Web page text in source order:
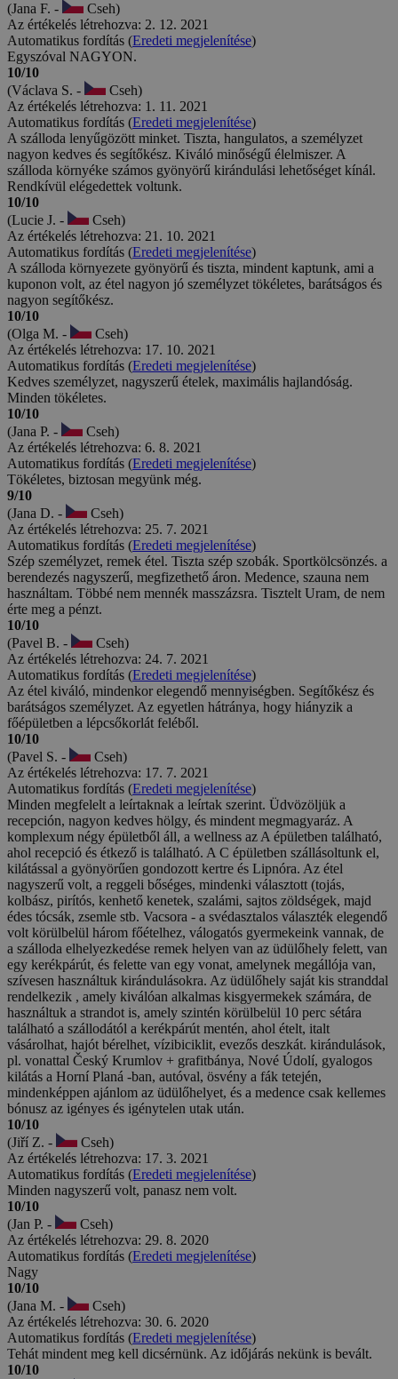
(Jana F. -
Cseh)
Az értékelés létrehozva: 2. 12. 2021
Automatikus fordítás (Eredeti megjelenítése)
Egyszóval NAGYON.
10/10
(Václava S. -
Cseh)
Az értékelés létrehozva: 1. 11. 2021
Automatikus fordítás (Eredeti megjelenítése)
A szálloda lenyűgözött minket. Tiszta, hangulatos, a személyzet
nagyon kedves és segítőkész. Kiváló minőségű élelmiszer. A
szálloda környéke számos gyönyörű kirándulási lehetőséget kínál.
Rendkívül elégedettek voltunk.
10/10
(Lucie J. -
Cseh)
Az értékelés létrehozva: 21. 10. 2021
Automatikus fordítás (Eredeti megjelenítése)
A szálloda környezete gyönyörű és tiszta, mindent kaptunk, ami a
kuponon volt, az étel nagyon jó személyzet tökéletes, barátságos és
nagyon segítőkész.
10/10
(Olga M. -
Cseh)
Az értékelés létrehozva: 17. 10. 2021
Automatikus fordítás (Eredeti megjelenítése)
Kedves személyzet, nagyszerű ételek, maximális hajlandóság.
Minden tökéletes.
10/10
(Jana P. -
Cseh)
Az értékelés létrehozva: 6. 8. 2021
Automatikus fordítás (Eredeti megjelenítése)
Tökéletes, biztosan megyünk még.
9/10
(Jana D. -
Cseh)
Az értékelés létrehozva: 25. 7. 2021
Automatikus fordítás (Eredeti megjelenítése)
Szép személyzet, remek étel. Tiszta szép szobák. Sportkölcsönzés. a
berendezés nagyszerű, megfizethető áron. Medence, szauna nem
használtam. Többé nem mennék masszázsra. Tisztelt Uram, de nem
érte meg a pénzt.
10/10
(Pavel B. -
Cseh)
Az értékelés létrehozva: 24. 7. 2021
Automatikus fordítás (Eredeti megjelenítése)
Az étel kiváló, mindenkor elegendő mennyiségben. Segítőkész és
barátságos személyzet. Az egyetlen hátránya, hogy hiányzik a
főépületben a lépcsőkorlát feléből.
10/10
(Pavel S. -
Cseh)
Az értékelés létrehozva: 17. 7. 2021
Automatikus fordítás (Eredeti megjelenítése)
Minden megfelelt a leírtaknak a leírtak szerint. Üdvözöljük a
recepción, nagyon kedves hölgy, és mindent megmagyaráz. A
komplexum négy épületből áll, a wellness az A épületben található,
ahol recepció és étkező is található. A C épületben szállásoltunk el,
kilátással a gyönyörűen gondozott kertre és Lipnóra. Az étel
nagyszerű volt, a reggeli bőséges, mindenki választott (tojás,
kolbász, pirítós, kenhető kenetek, szalámi, sajtos zöldségek, majd
édes tócsák, zsemle stb. Vacsora - a svédasztalos választék elegendő
volt körülbelül három főételhez, válogatós gyermekeink vannak, de
a szálloda elhelyezkedése remek helyen van az üdülőhely felett, van
egy kerékpárút, és felette van egy vonat, amelynek megállója van,
szívesen használtuk kirándulásokra. Az üdülőhely saját kis stranddal
rendelkezik , amely kiválóan alkalmas kisgyermekek számára, de
használtuk a strandot is, amely szintén körülbelül 10 perc sétára
található a szállodától a kerékpárút mentén, ahol ételt, italt
vásárolhat, hajót bérelhet, vízibiciklit, evezős deszkát. kirándulások,
pl. vonattal Český Krumlov + grafitbánya, Nové Údolí, gyalogos
kilátás a Horní Planá -ban, autóval, ösvény a fák tetején,
mindenképpen ajánlom az üdülőhelyet, és a medence csak kellemes
bónusz az igényes és igénytelen utak után.
10/10
(Jiří Z. -
Cseh)
Az értékelés létrehozva: 17. 3. 2021
Automatikus fordítás (Eredeti megjelenítése)
Minden nagyszerű volt, panasz nem volt.
10/10
(Jan P. -
Cseh)
Az értékelés létrehozva: 29. 8. 2020
Automatikus fordítás (Eredeti megjelenítése)
Nagy
10/10
(Jana M. -
Cseh)
Az értékelés létrehozva: 30. 6. 2020
Automatikus fordítás (Eredeti megjelenítése)
Tehát mindent meg kell dicsérnünk. Az időjárás nekünk is bevált.
10/10